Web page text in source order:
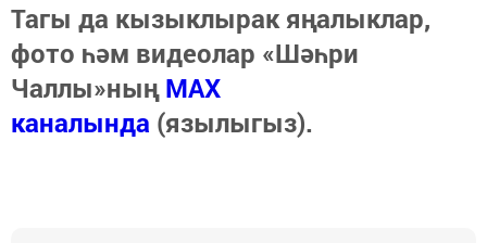
Тагы да кызыклырак яңалыклар,
фото һәм видеолар «Шәһри
Чаллы»ныңMAX
каналында (язылыгыз).